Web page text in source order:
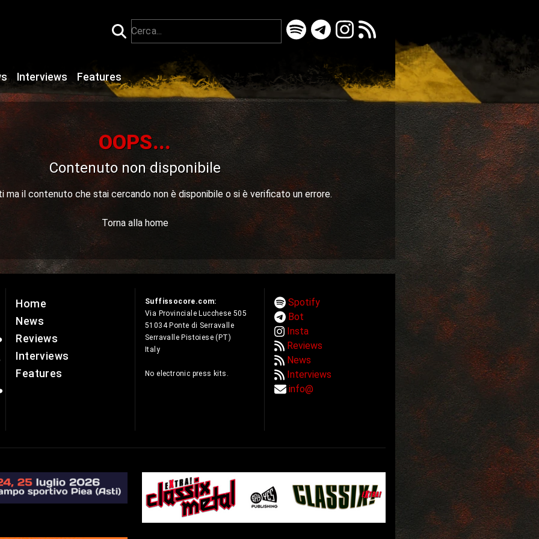
Interviews Features
OOPS...
Contenuto non disponibile
ma il contenuto che stai cercando non è disponibile o si è verificato un errore.
Torna alla home
Home
News
Reviews
Interviews
Features
Suffissocore.com:
Via Provinciale Lucchese 505
51034 Ponte di Serravalle
Serravalle Pistoiese (PT)
Italy
No electronic press kits.
Spotify
Bot
Insta
Reviews
News
Interviews
info@